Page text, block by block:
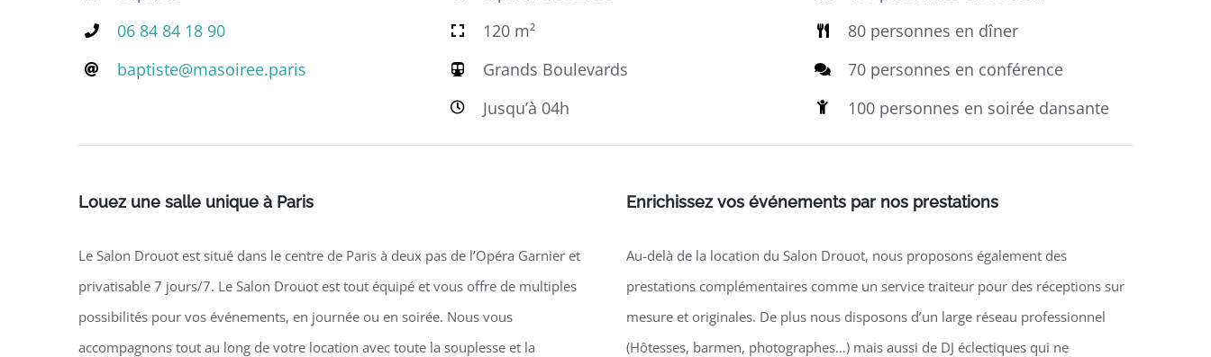
06 84 84 18 90
baptiste@masoiree.paris
120 m²
Grands Boulevards
Jusqu’à 04h
80 personnes en dîner
70 personnes en conférence
100 personnes en soirée dansante
Louez une salle unique à Paris
Le Salon Drouot est situé dans le centre de Paris à deux pas de l’Opéra Garnier et
privatisable 7 jours/7. Le Salon Drouot est tout équipé et vous offre de multiples
possibilités pour vos événements, en journée ou en soirée. Nous vous
accompagnons tout au long de votre location avec toute la souplesse et la
Enrichissez vos événements par nos prestations
Au-delà de la location du Salon Drouot, nous proposons également des
prestations complémentaires comme un service traiteur pour des réceptions sur
mesure et originales. De plus nous disposons d’un large réseau professionnel
(Hôtesses, barmen, photographes…) mais aussi de DJ éclectiques qui ne